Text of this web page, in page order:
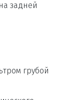
задней
грубой